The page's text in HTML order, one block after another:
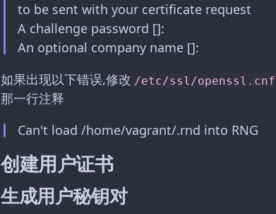
to be sent with your certificate request
A challenge password []:
An optional company name []:
如果出现以下错误,修改 /etc/ssl/openssl.cnf
那一行注释
Can't load /home/vagrant/.rnd into RNG
创建用户证书
生成用户秘钥对